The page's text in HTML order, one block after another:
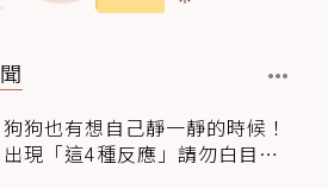
狗狗也有想自己靜一靜的時候！
出現「這4種反應」請勿白目打